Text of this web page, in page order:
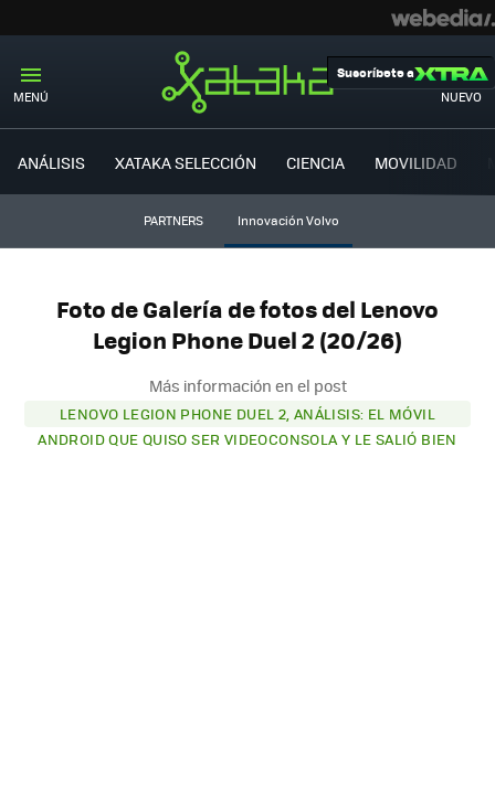
MENÚ NUEVO
Suscríbete a
ANÁLISIS XATAKA SELECCIÓN CIENCIA MOVILIDAD
PARTNERS Innovación Volvo
Foto de Galería de fotos del Lenovo
Legion Phone Duel 2 (20/26)
Más información en el post
LENOVO LEGION PHONE DUEL 2, ANÁLISIS: EL MÓVIL
ANDROID QUE QUISO SER VIDEOCONSOLA Y LE SALIÓ BIEN